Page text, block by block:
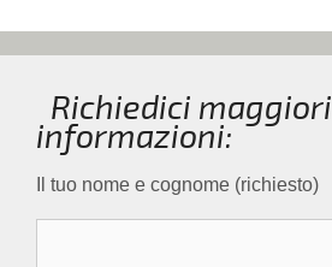
Richiedici maggiori
informazioni:
Il tuo nome e cognome (richiesto)